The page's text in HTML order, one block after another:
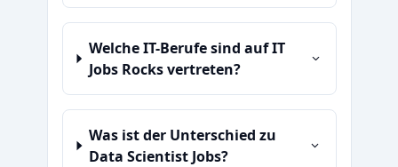
Welche IT-Berufe sind auf IT
Jobs Rocks vertreten?
Was ist der Unterschied zu
Data Scientist Jobs?